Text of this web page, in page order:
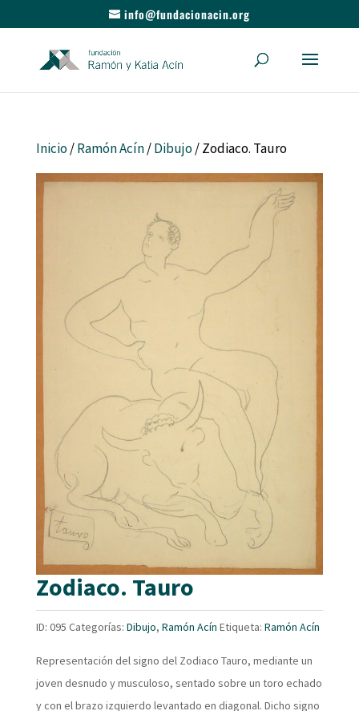
info@fundacionacin.org
Inicio/Ramón Acín/Dibujo/ Zodiaco. Tauro
Zodiaco. Tauro
ID: 095 Categorías: Dibujo, Ramón Acín Etiqueta: Ramón Acín
Representación del signo del Zodiaco Tauro, mediante un
joven desnudo y musculoso, sentado sobre un toro echado
y con el brazo izquierdo levantado en diagonal. Dicho signo